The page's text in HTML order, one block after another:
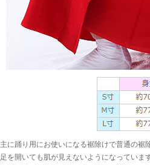
主に踊り用にお使いになる裾除けで普通の裾
足を開いても肌が見えないようになっていま